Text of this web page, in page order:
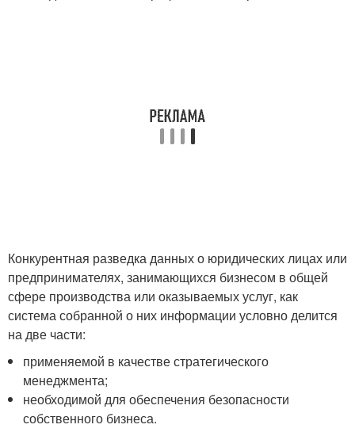
Конкурентная разведка данных о юридических лицах или
предпринимателях, занимающихся бизнесом в общей
сфере производства или оказываемых услуг, как
система собранной о них информации условно делится
на две части:
применяемой в качестве стратегического
менеджмента;
необходимой для обеспечения безопасности
собственного бизнеса.